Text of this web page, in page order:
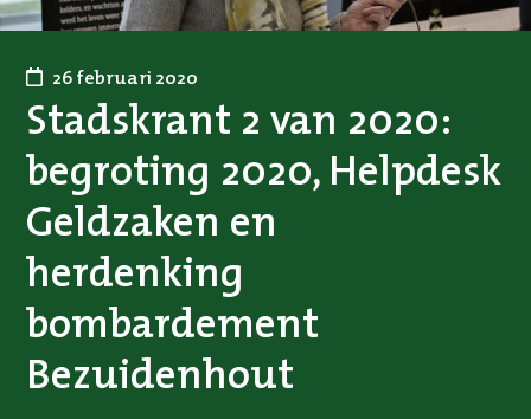
Stadskrant 2 van 2020:
begroting 2020, Helpdesk
Geldzaken en
herdenking
bombardement
Bezuidenhout
26 februari 2020